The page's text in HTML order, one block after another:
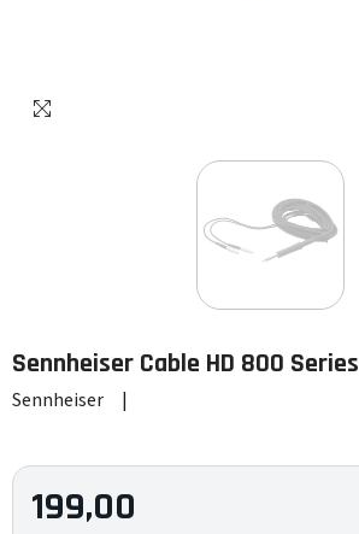
Sennheiser Cable HD 800 Series
Sennheiser |
199,00